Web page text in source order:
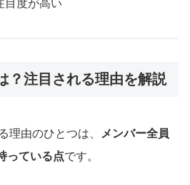
目度が高い
？注目される理由を解説
理由のひとつは、
メンバー全員
っている点です。